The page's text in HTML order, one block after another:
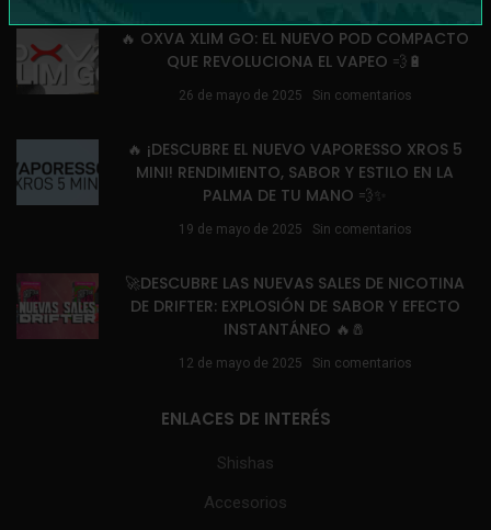
🔥 OXVA XLIM GO: EL NUEVO POD COMPACTO
QUE REVOLUCIONA EL VAPEO 💨🔋
26 de mayo de 2025 Sin comentarios
🔥 ¡DESCUBRE EL NUEVO VAPORESSO XROS 5
MINI! RENDIMIENTO, SABOR Y ESTILO EN LA
PALMA DE TU MANO 💨✨
19 de mayo de 2025 Sin comentarios
🚀DESCUBRE LAS NUEVAS SALES DE NICOTINA
DE DRIFTER: EXPLOSIÓN DE SABOR Y EFECTO
INSTANTÁNEO 🔥🧂
12 de mayo de 2025 Sin comentarios
ENLACES DE INTERÉS
Shishas
Accesorios